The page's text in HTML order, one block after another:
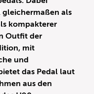
gleichermaßen als
kompakterer
Outfit der
mit
und
das Pedal laut
aus den